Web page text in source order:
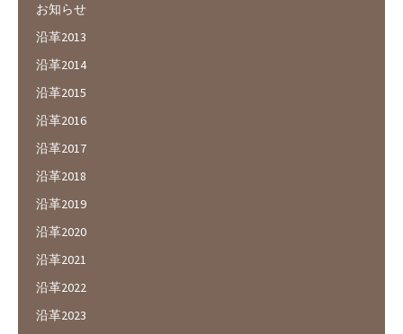
お知らせ
沿革2013
沿革2014
沿革2015
沿革2016
沿革2017
沿革2018
沿革2019
沿革2020
沿革2021
沿革2022
沿革2023